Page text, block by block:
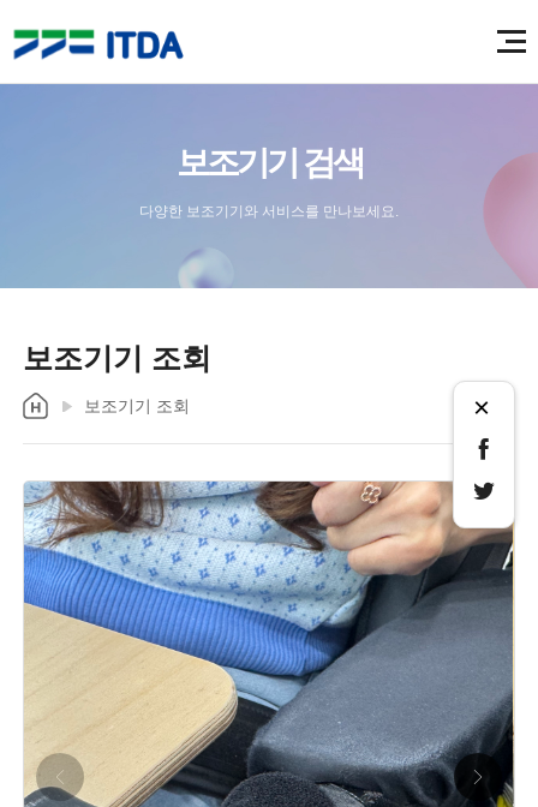
보조기기 검색
다양한 보조기기와 서비스를 만나보세요.
보조기기 조회
보조기기 조회 ×